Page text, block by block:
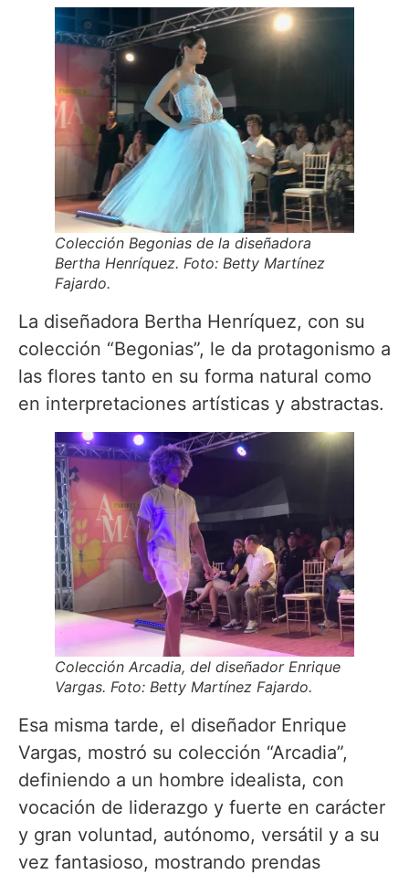
Colección Begonias de la diseñadora
Bertha Henríquez. Foto: Betty Martínez
Fajardo.
La diseñadora Bertha Henríquez, con su
colección “Begonias”, le da protagonismo a
las flores tanto en su forma natural como
en interpretaciones artísticas y abstractas.
Colección Arcadia, del diseñador Enrique
Vargas. Foto: Betty Martínez Fajardo.
Esa misma tarde, el diseñador Enrique
Vargas, mostró su colección “Arcadia”,
definiendo a un hombre idealista, con
vocación de liderazgo y fuerte en carácter
y gran voluntad, autónomo, versátil y a su
vez fantasioso, mostrando prendas